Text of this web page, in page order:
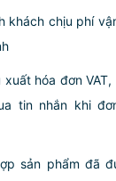
khách chịu phí
hóa đơn
tin nhắn khi
sản phẩm đã